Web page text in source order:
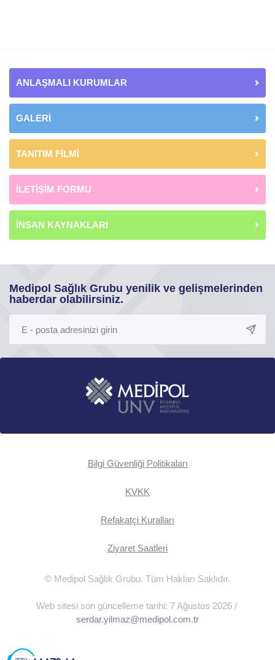
ANLAŞMALI KURUMLAR
GALERİ
TANITIM FİLMİ
İLETİŞİM FORMU
İNSAN KAYNAKLARI
Medipol Sağlık Grubu yenilik ve gelişmelerinden
haberdar olabilirsiniz.
Bilgi Güvenliği Politikaları
KVKK
Refakatçi Kuralları
Ziyaret Saatleri
© Medipol Sağlık Grubu. Tüm Hakları Saklıdır.
Web sitesi son güncelleme tarihi: 7 Ağustos 2026 /
serdar.yilmaz@medipol.com.tr